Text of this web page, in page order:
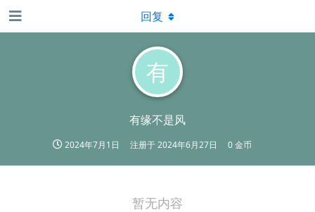
有
有缘不是风
2024年7月1日 注册于2024年6月27日 0 金币
回复
暂无内容